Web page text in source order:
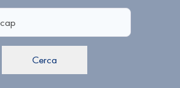
Cerca